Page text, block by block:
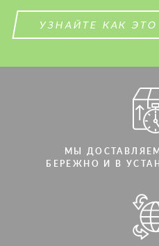
УЗНАЙТЕ КАК ЭТО
МЫ
БЕРЕЖНО И В